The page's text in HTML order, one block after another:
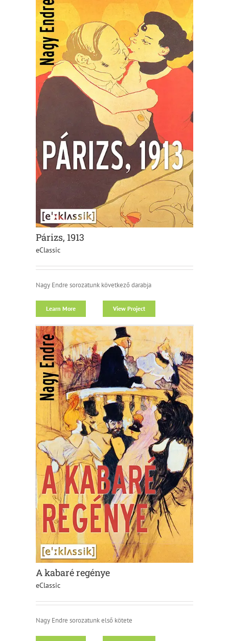
Párizs, 1913
eClassic
Nagy Endre sorozatunk következő darabja
Learn More View Project
A kabaré regénye
eClassic
Nagy Endre sorozatunk első kötete